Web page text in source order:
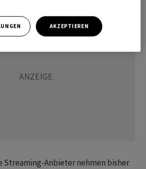
Streaming-Anbieter nehmen bisher
AKZEPTIEREN